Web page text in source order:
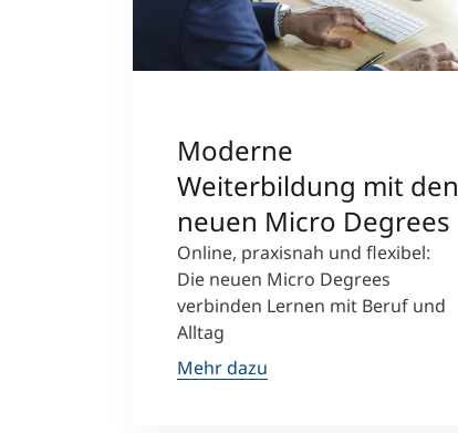
Moderne
Weiterbildung mit den
neuen Micro Degrees
Online, praxisnah und flexibel:
Die neuen Micro Degrees
verbinden Lernen mit Beruf und
Alltag
Mehr dazu